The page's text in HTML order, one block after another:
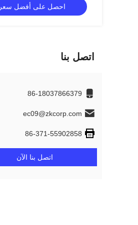
احصل على أفضل سعر
اتصل بنا
86-18037866379
ec09@zkcorp.com
86-371-55902858
اتصل بنا الآن